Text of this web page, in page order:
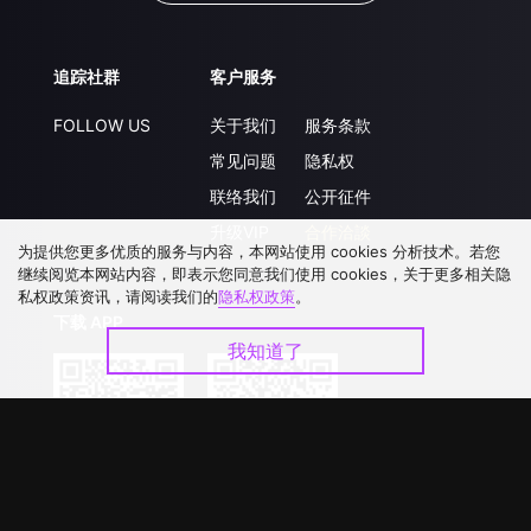
追踪社群
FOLLOW US
客户服务
关于我们
常见问题
联络我们
服务条款
隐私权
公开征件
为提供您更多优质的服务与内容，本网站使用 cookies 分析技术。若您
继续阅览本网站内容，即表示您同意我们使用 cookies，关于更多相关隐
私权政策资讯，请阅读我们的隐私权政策。
我知道了